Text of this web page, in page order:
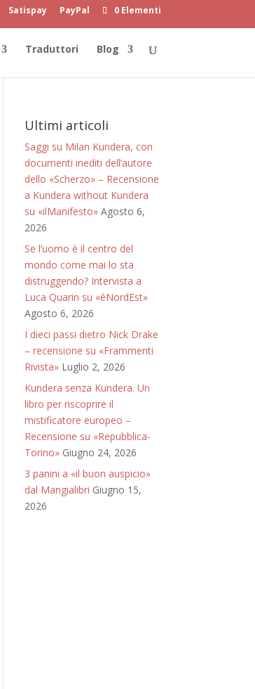
Satispay PayPal 0 Elementi
Traduttori Blog
Ultimi articoli
Saggi su Milan Kundera, con
documenti inediti dell’autore
dello «Scherzo» – Recensione
a Kundera without Kundera
su «ilManifesto» Agosto 6,
2026
Se l’uomo è il centro del
mondo come mai lo sta
distruggendo? Intervista a
Luca Quarin su «èNordEst»
Agosto 6, 2026
I dieci passi dietro Nick Drake
– recensione su «Frammenti
Rivista» Luglio 2, 2026
Kundera senza Kundera. Un
libro per riscoprire il
mistificatore europeo –
Recensione su «Repubblica-
Torino» Giugno 24, 2026
3 panini a «il buon auspicio»
dal Mangialibri Giugno 15,
2026